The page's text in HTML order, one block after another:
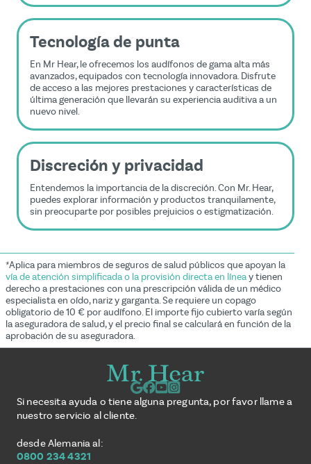
Tecnología de punta
En Mr Hear, le ofrecemos los audífonos de gama alta más
avanzados, equipados con tecnología innovadora. Disfrute
de acceso a las mejores prestaciones y características de
última generación que llevarán su experiencia auditiva a un
nuevo nivel.
Discreción y privacidad
Entendemos la importancia de la discreción. Con Mr. Hear,
puedes explorar información y productos tranquilamente,
sin preocuparte por posibles prejuicios o estigmatización.
*Aplica para miembros de seguros de salud públicos que apoyan la
vía de atención simplificada o la provisión directa en líneay tienen
derecho a prestaciones con una prescripción válida de un médico
especialista en oído, nariz y garganta. Se requiere un copago
obligatorio de 10 € por audífono. El importe fijo cubierto varía según
la aseguradora de salud, y el precio final se calculará en función de la
aprobación de su aseguradora.
Si necesita ayuda o tiene alguna pregunta, por favor llame a
nuestro servicio al cliente.
desde Alemania al:
0800 234 4321